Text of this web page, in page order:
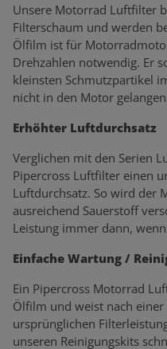
Unsere Motorrad Luftfilter
Filterschaum und werden
Ölfilm ist für
Drehzahlen notwendig. Er
kleinsten Schmutzpartikel
nicht in den Motor
Erhöhter Luftdurchsatz
Verglichen mit den Serien
Pipercross Luftfilter einen
Luftdurchsatz. So wird der
ausreichend Sauerstoff
Leistung immer dann,
Einfache Wartung /
Ein Pipercross Motorrad
Ölfilm und weist nach
ursprünglichen
unseren Reinigungskits